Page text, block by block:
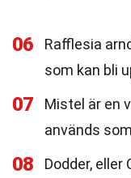
06
Rafflesia
som kan bli
07
Mistel är en
används
08
Dodder,